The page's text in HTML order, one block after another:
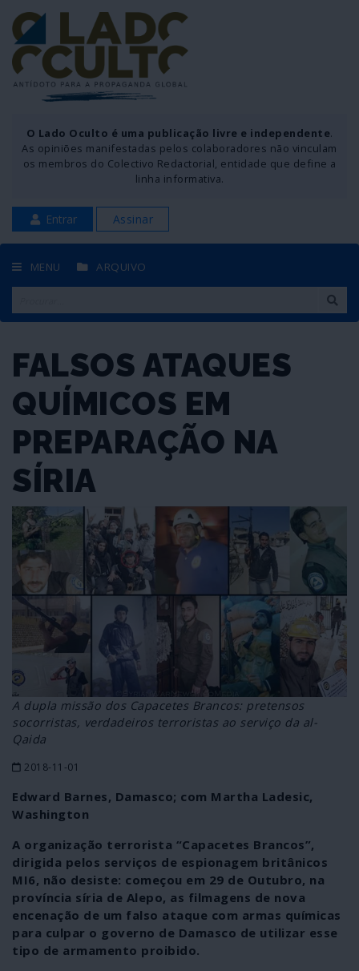
O Lado Oculto é uma publicação livre e independente.
As opiniões manifestadas pelos colaboradores não vinculam
os membros do Colectivo Redactorial, entidade que define a
linha informativa.
Entrar Assinar
MENU ARQUIVO
FALSOS ATAQUES
QUÍMICOS EM
PREPARAÇÃO NA
SÍRIA
A dupla missão dos Capacetes Brancos: pretensos
socorristas, verdadeiros terroristas ao serviço da al-
Qaida
2018-11-01
Edward Barnes, Damasco; com Martha Ladesic,
Washington
A organização terrorista “Capacetes Brancos”,
dirigida pelos serviços de espionagem britânicos
MI6, não desiste: começou em 29 de Outubro, na
província síria de Alepo, as filmagens de nova
encenação de um falso ataque com armas químicas
para culpar o governo de Damasco de utilizar esse
tipo de armamento proibido.